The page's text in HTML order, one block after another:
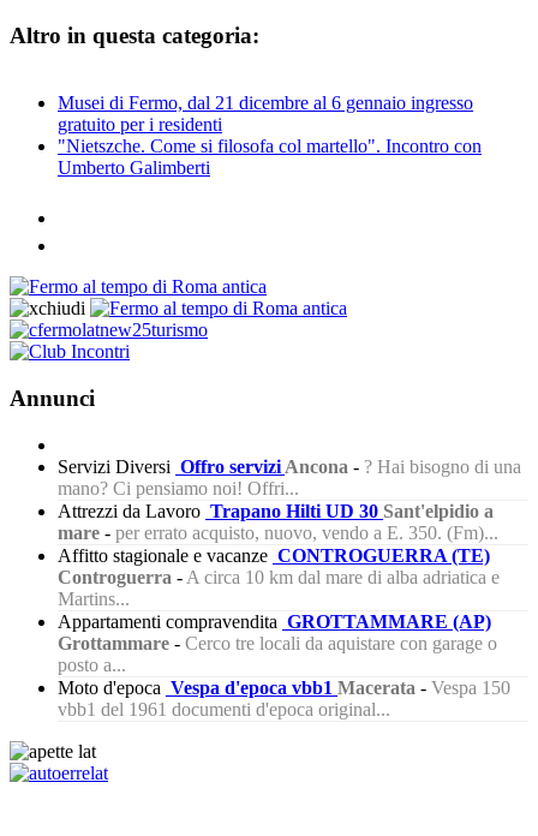
Altro in questa categoria:
Musei di Fermo, dal 21 dicembre al 6 gennaio ingresso
gratuito per i residenti
"Nietszche. Come si filosofa col martello". Incontro con
Umberto Galimberti
Annunci
Servizi Diversi Offro servizi Ancona - ? Hai bisogno di una
mano? Ci pensiamo noi! Offri...
Attrezzi da Lavoro Trapano Hilti UD 30 Sant'elpidio a
mare - per errato acquisto, nuovo, vendo a E. 350. (Fm)...
Affitto stagionale e vacanze CONTROGUERRA (TE)
Controguerra - A circa 10 km dal mare di alba adriatica e
Martins...
Appartamenti compravendita GROTTAMMARE (AP)
Grottammare - Cerco tre locali da aquistare con garage o
posto a...
Moto d'epoca Vespa d'epoca vbb1 Macerata - Vespa 150
vbb1 del 1961 documenti d'epoca original...